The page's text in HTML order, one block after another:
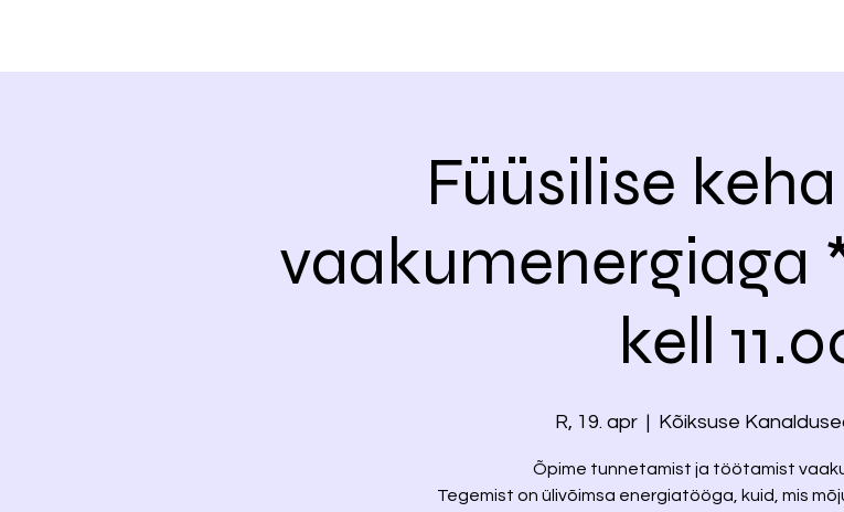
Füüsilise
vaakumenergiaga
kell
R, 19. apr
  |
Kõiksuse
Õpime tunnetamist ja töötamist
Tegemist on ülivõimsa energiatööga, kuid, mis